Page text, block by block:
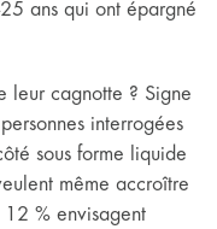
ans qui ont épargné
leur cagnotte ? Signe
interrogées
sous forme liquide
même accroître
12 % envisagent